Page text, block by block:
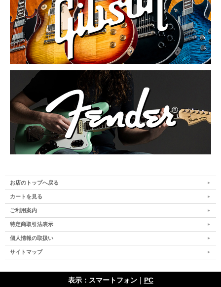
お店のトップへ戻る
カートを見る
ご利用案内
特定商取引法表示
個人情報の取扱い
サイトマップ
表示：スマートフォン｜ PC